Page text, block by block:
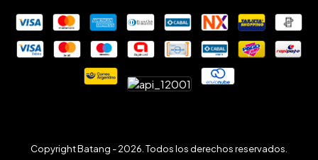
Copyright Batang - 2026. Todos los derechos reservados.